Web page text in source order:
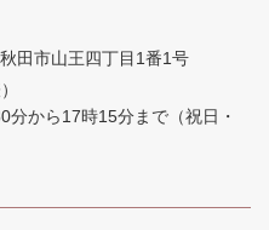
田市山王四丁目1番1号
分から17時15分まで （祝日・